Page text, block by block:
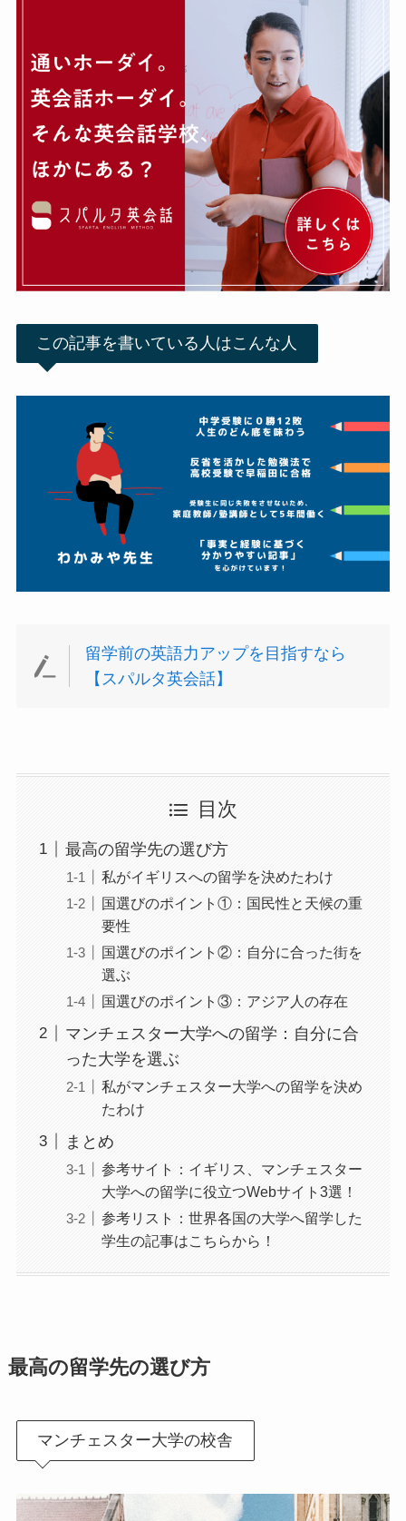
この記事を書いている人はこんな人
留学前の英語力アップを目指すなら
【スパルタ英会話】
目次
最高の留学先の選び方
私がイギリスへの留学を決めたわけ
国選びのポイント①：国民性と天候の重
要性
国選びのポイント②：自分に合った街を
選ぶ
国選びのポイント③：アジア人の存在
マンチェスター大学への留学：自分に合
った大学を選ぶ
私がマンチェスター大学への留学を決め
たわけ
まとめ
参考サイト：イギリス、マンチェスター
大学への留学に役立つWebサイト3選！
参考リスト：世界各国の大学へ留学した
学生の記事はこちらから！
最高の留学先の選び方
マンチェスター大学の校舎